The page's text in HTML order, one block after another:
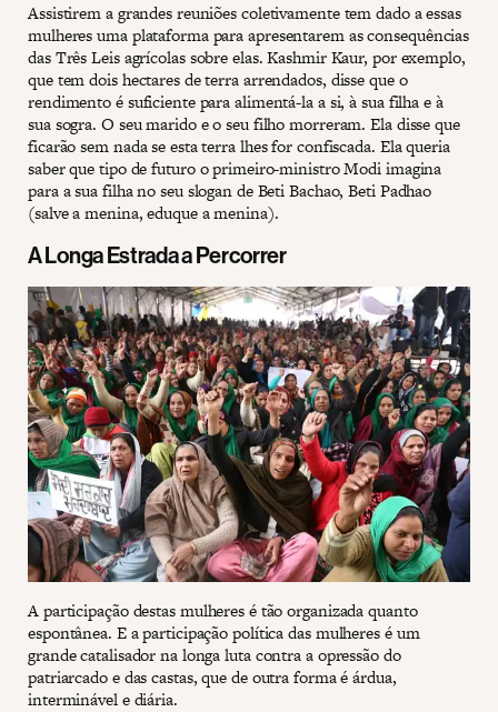
Assistirem a grandes reuniões coletivamente tem dado a essas
mulheres uma plataforma para apresentarem as consequências
das Três Leis agrícolas sobre elas. Kashmir Kaur, por exemplo,
que tem dois hectares de terra arrendados, disse que o
rendimento é suficiente para alimentá-la a si, à sua filha e à
sua sogra. O seu marido e o seu filho morreram. Ela disse que
ficarão sem nada se esta terra lhes for confiscada. Ela queria
saber que tipo de futuro o primeiro-ministro Modi imagina
para a sua filha no seu slogan de Beti Bachao, Beti Padhao
(salve a menina, eduque a menina).
A Longa Estrada a Percorrer
A participação destas mulheres é tão organizada quanto
espontânea. E a participação política das mulheres é um
grande catalisador na longa luta contra a opressão do
patriarcado e das castas, que de outra forma é árdua,
interminável e diária.